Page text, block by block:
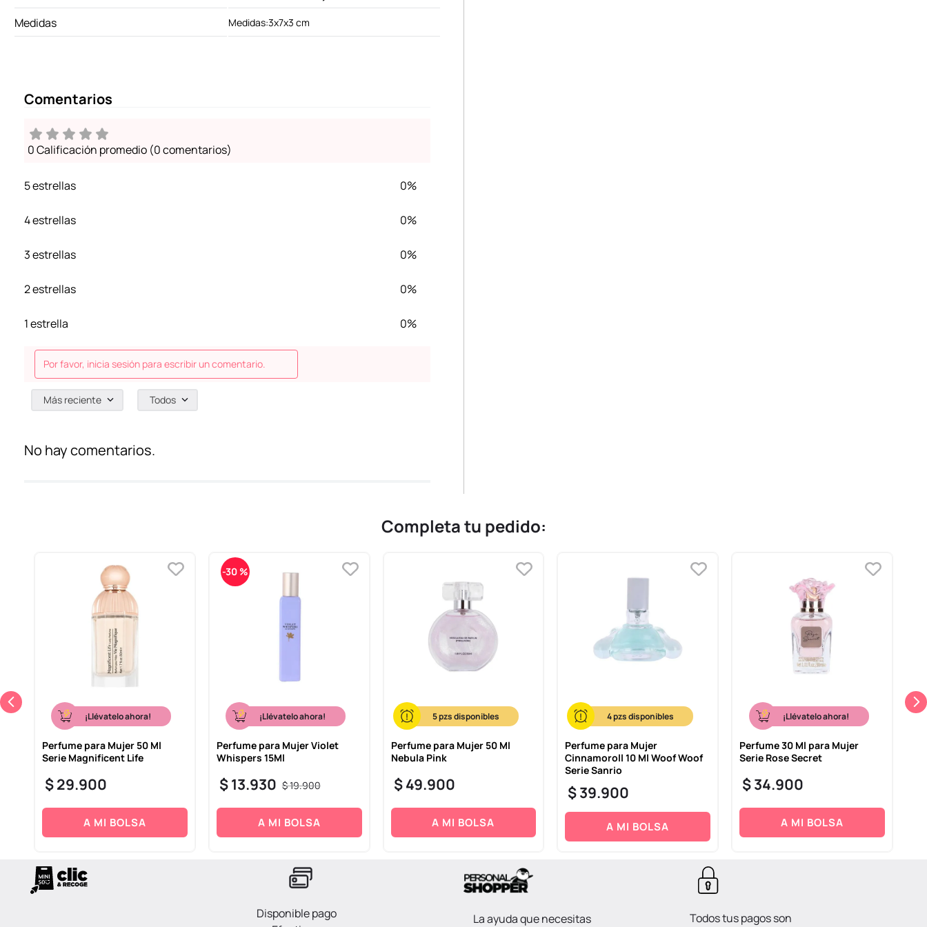
Medidas Medidas:3x7x3 cm
Comentarios
0 Calificación promedio (0 comentarios)
5 estrellas 0%
4 estrellas 0%
3 estrellas 0%
2 estrellas 0%
1 estrella 0%
Por favor, inicia sesión para escribir un comentario.
Más reciente Todos
No hay comentarios.
Completa tu pedido:
¡Llévatelo ahora!
Perfume para Mujer 50 Ml
Serie Magnificent Life
$29.900
A MI BOLSA
-30 %
¡Llévatelo ahora!
Perfume para Mujer Violet
Whispers 15Ml
$19.900
$13.930
A MI BOLSA
5
Perfume para Mujer 50 Ml
Nebula Pink
$49.900
A MI BOLSA
4
Perfume para Mujer
Cinnamoroll 10 Ml Woof Woof
Serie Sanrio
$39.900
A MI BOLSA
¡Llévatelo ahora!
Perfume 30 Ml para Mujer
Serie Rose Secret
$34.900
A MI BOLSA
Disponible pago
La ayuda que necesitas
Todos tus pagos son